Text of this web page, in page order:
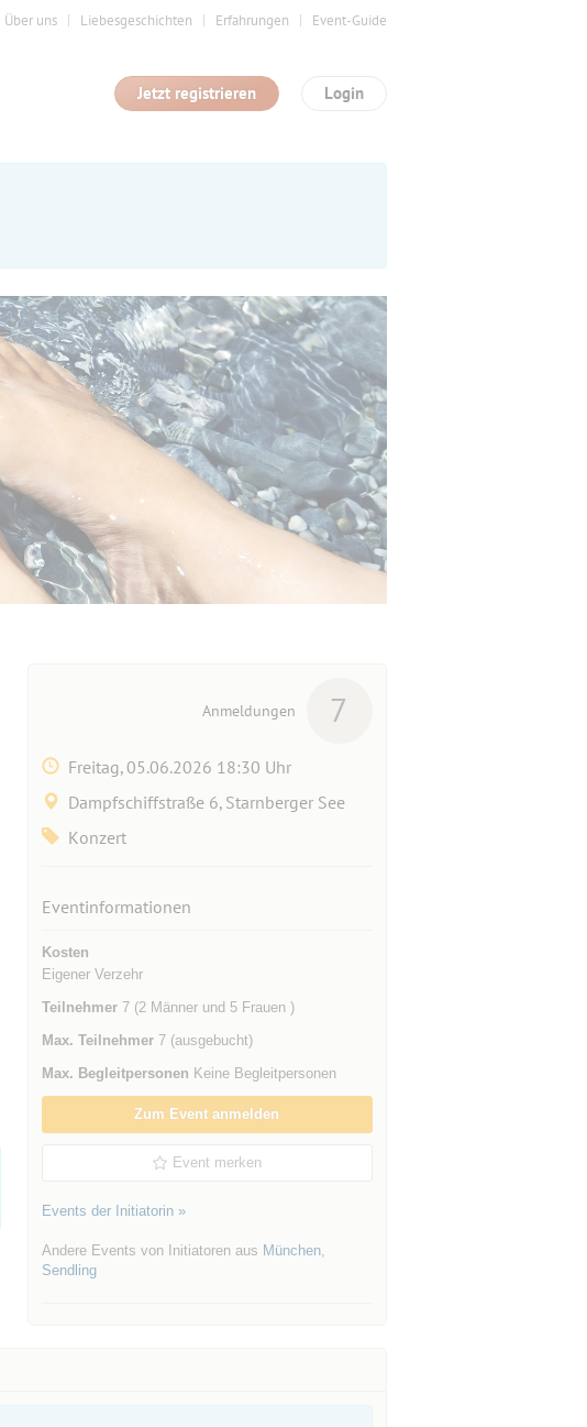
Über uns Liebesgeschichten Erfahrungen Event-Guide
Login
Jetzt registrieren
Anmeldungen 7
Freitag, 05.06.2026 18:30 Uhr
Dampfschiffstraße 6, Starnberger See
Konzert
Eventinformationen
Kosten
Eigener Verzehr
Teilnehmer7 (2 Männer und 5 Frauen )
Max. Teilnehmer7 (ausgebucht)
Max. Begleitpersonen Keine Begleitpersonen
Zum Event anmelden
Event merken
Events der Initiatorin »
Andere Events von Initiatoren aus München,
Sendling